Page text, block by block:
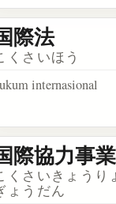
kosakata 国際化
際法
くさいほう
internasional
kosakata 手際良く
際協力事
くさいきょうり
ょうだん